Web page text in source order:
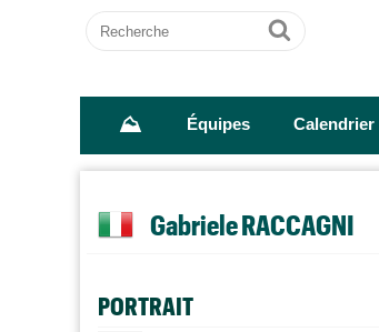
Recherche
Ok
⛰ Équipes Calendrier
Gabriele RACCAGNI
PORTRAIT